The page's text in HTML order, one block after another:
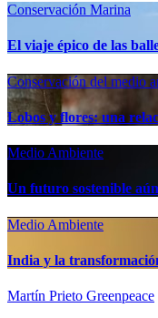
Conservación Marina
El viaje épico de las
Conservación del medio
Lobos y flores: una
Medio Ambiente
Un futuro sostenible
Medio Ambiente
India y la
Martín Prieto Greenpeace